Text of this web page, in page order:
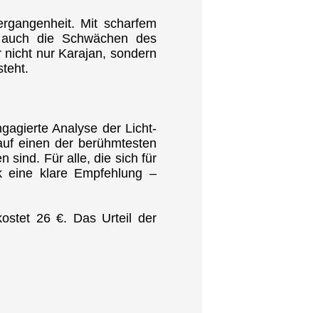
Mit scharfem
die Schwächen des
nur Karajan, sondern
Analyse der Licht-
einen der berühmtesten
sind. Für alle, die sich für
eine klare Empfehlung –
26 €. Das Urteil der